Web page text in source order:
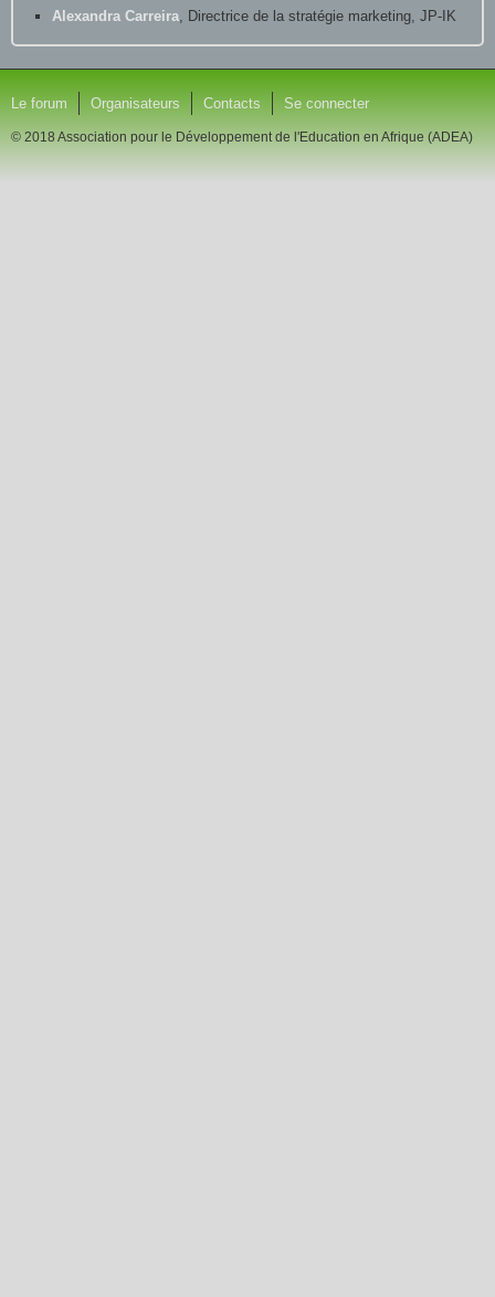
Alexandra Carreira , Directrice de la stratégie marketing, JP-IK
Le forum Organisateurs Contacts Se connecter
© 2018 Association pour le Développement de l'Education en Afrique (ADEA)